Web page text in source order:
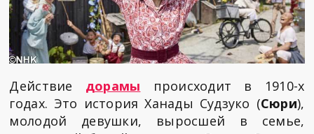
Действие дорамы происходит в 1910-х
годах. Это история Ханады Судзуко (Сюри),
молодой девушки, выросшей в семье,